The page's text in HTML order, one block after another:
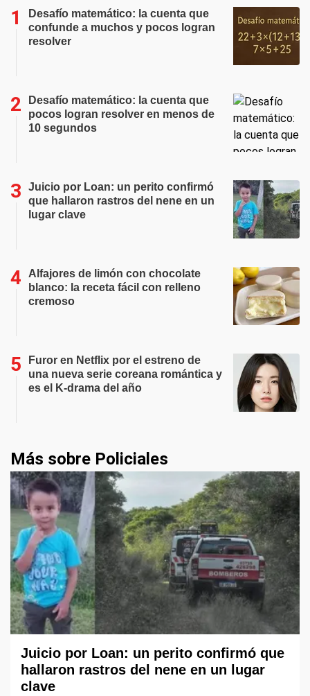
Desafío matemático: la cuenta que
confunde a muchos y pocos logran
resolver
Desafío matemático: la cuenta que
pocos logran resolver en menos de
10 segundos
Juicio por Loan: un perito confirmó
que hallaron rastros del nene en un
lugar clave
Alfajores de limón con chocolate
blanco: la receta fácil con relleno
cremoso
Furor en Netflix por el estreno de
una nueva serie coreana romántica y
es el K-drama del año
Más sobre Policiales
Juicio por Loan: un perito confirmó que
hallaron rastros del nene en un lugar
clave